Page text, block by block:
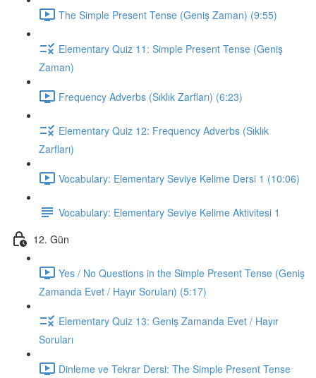
The Simple Present Tense (Geniş Zaman) (9:55)
Elementary Quiz 11: Simple Present Tense (Geniş
Zaman)
Frequency Adverbs (Sıklık Zarfları) (6:23)
Elementary Quiz 12: Frequency Adverbs (Sıklık
Zarfları)
Vocabulary: Elementary Seviye Kelime Dersi 1 (10:06)
Vocabulary: Elementary Seviye Kelime Aktivitesi 1
12. Gün
Yes / No Questions in the Simple Present Tense (Geniş
Zamanda Evet / Hayır Soruları) (5:17)
Elementary Quiz 13: Geniş Zamanda Evet / Hayır
Soruları
Dinleme ve Tekrar Dersi: The Simple Present Tense